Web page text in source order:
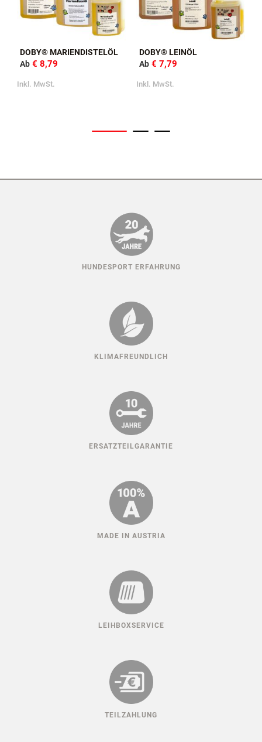
DOBY® MARIENDISTELÖL
Ab € 8,79
Inkl. MwSt.
DOBY® LEINÖL
Ab € 7,79
Inkl. MwSt.
HUNDESPORT ERFAHRUNG
KLIMAFREUNDLICH
ERSATZTEILGARANTIE
MADE IN AUSTRIA
LEIHBOXSERVICE
TEILZAHLUNG